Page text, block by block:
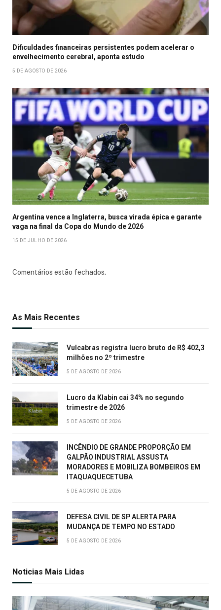
Dificuldades financeiras persistentes podem acelerar o
envelhecimento cerebral, aponta estudo
5 DE AGOSTO DE 2026
Argentina vence a Inglaterra, busca virada épica e garante
vaga na final da Copa do Mundo de 2026
15 DE JULHO DE 2026
Comentários estão fechados.
As Mais Recentes
Vulcabras registra lucro bruto de R$ 402,3
milhões no 2º trimestre
5 DE AGOSTO DE 2026
Lucro da Klabin cai 34% no segundo
trimestre de 2026
5 DE AGOSTO DE 2026
INCÊNDIO DE GRANDE PROPORÇÃO EM
GALPÃO INDUSTRIAL ASSUSTA
MORADORES E MOBILIZA BOMBEIROS EM
ITAQUAQUECETUBA
5 DE AGOSTO DE 2026
DEFESA CIVIL DE SP ALERTA PARA
MUDANÇA DE TEMPO NO ESTADO
5 DE AGOSTO DE 2026
Noticias Mais Lidas